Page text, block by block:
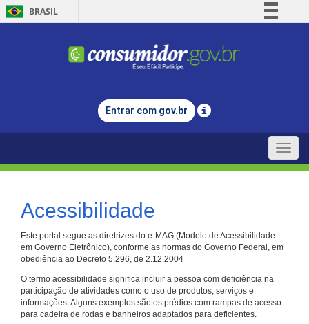
BRASIL
Comunica BR
Legislação
Entrar com gov.br
Toggle
Acessibilidade
Este portal segue as diretrizes do e-MAG (Modelo de Acessibilidade
em Governo Eletrônico), conforme as normas do Governo Federal, em
obediência ao Decreto 5.296, de 2.12.2004
O termo acessibilidade significa incluir a pessoa com deficiência na
participação de atividades como o uso de produtos, serviços e
informações. Alguns exemplos são os prédios com rampas de acesso
para cadeira de rodas e banheiros adaptados para deficientes.